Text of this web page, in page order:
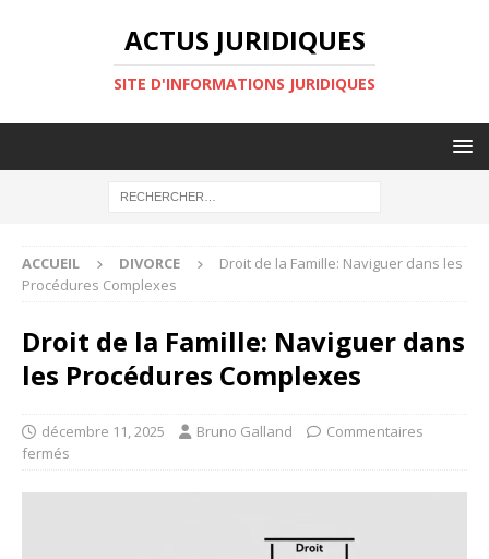
ACTUS JURIDIQUES
SITE D'INFORMATIONS JURIDIQUES
ACCUEIL DIVORCE
Droit de la Famille: Naviguer dans les
Procédures Complexes
Droit de la Famille: Naviguer dans
les Procédures Complexes
décembre 11, 2025 Bruno Galland
Commentaires
fermés